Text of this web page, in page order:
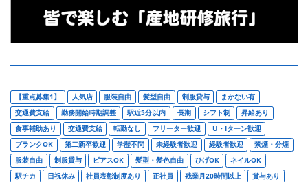
【重点募集1】 人気店 服装自由 髪型自由 制服貸与
まかない有
交通費支給
勤務開始時期調整 駅近5分以内 長期 シフト制
昇給あり
食事補助あり
交通費支給 転勤なし フリーター歓迎
U・Iターン歓迎
ブランクOK
第二新卒歓迎 学歴不問 未経験者歓迎 経験者歓迎
禁煙・分煙
服装自由
制服貸与 ピアスOK 髪型・髪色自由 ひげOK
ネイルOK
駅チカ
日祝休み 社員表彰制度あり 正社員 残業月20時間以上
賞与あり